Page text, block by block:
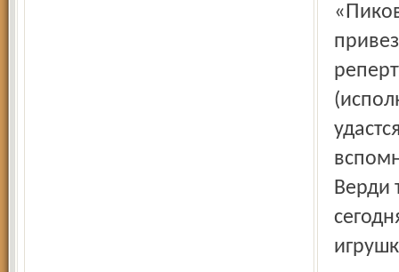
«Пиковую даму», впрочем, гости на гастроли не
Верди